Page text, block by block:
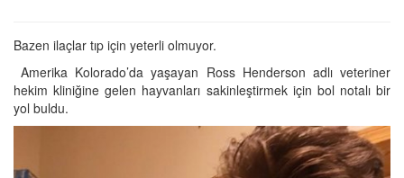
Bazen ilaçlar tıp için yeterli olmuyor.
Amerika Kolorado’da yaşayan Ross Henderson adlı veteriner
hekim kliniğine gelen hayvanları sakinleştirmek için bol notalı bir
yol buldu.